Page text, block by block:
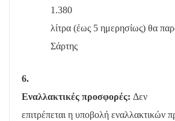
1.380
λίτρα (έως 5 ημερησίως) θα
Σάρτης
6.
Εναλλακτικές προσφορές: Δεν
επιτρέπεται η υποβολή εναλλακτικών